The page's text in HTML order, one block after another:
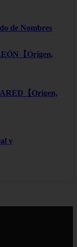
de Nombres
【Origen,
【Origen,
y